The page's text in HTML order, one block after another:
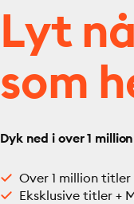
Lyt
som
Dyk ned i over 1
Over 1 million titler
Eksklusive titler +